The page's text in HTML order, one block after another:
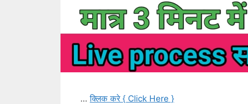
…क्लिक करे { Click Here }